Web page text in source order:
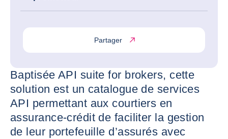
Partager
Baptisée API suite for brokers, cette
solution est un catalogue de services
API permettant aux courtiers en
assurance-crédit de faciliter la gestion
de leur portefeuille d’assurés avec